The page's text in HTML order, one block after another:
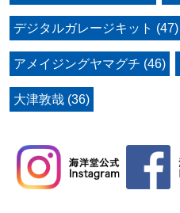
デジタルガレージキット (47)
アメイジングヤマグチ (46)
大津敦哉 (36)